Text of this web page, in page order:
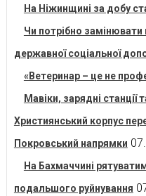
На Ніжинщині за добу
Чи потрібно
державної соціальної
«Ветеринар – це не
Мавіки, зарядні станції
Християнський корпус
Покровський напрямки
На Бахмаччині
подальшого руйнування